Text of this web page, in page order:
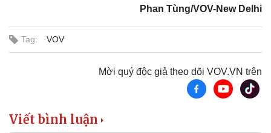
Tiêu dùng
Phan Tùng/VOV-New Delhi
Tag: VOV
Mời quý độc giả theo dõi VOV.VN trên
Viết bình luận